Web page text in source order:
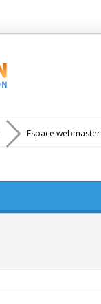
Espace webmaster